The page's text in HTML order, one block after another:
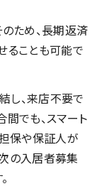
ため、長期返済
ることも可能で
し、来店不要で
間でも、スマート
保や保証人が
の入居者募集